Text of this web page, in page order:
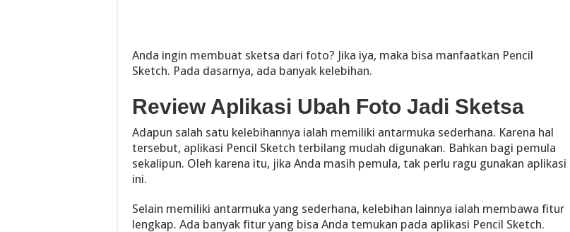
Anda ingin membuat sketsa dari foto? Jika iya, maka bisa manfaatkan Pencil
Sketch. Pada dasarnya, ada banyak kelebihan.
Review Aplikasi Ubah Foto Jadi Sketsa
Adapun salah satu kelebihannya ialah memiliki antarmuka sederhana. Karena hal
tersebut, aplikasi Pencil Sketch terbilang mudah digunakan. Bahkan bagi pemula
sekalipun. Oleh karena itu, jika Anda masih pemula, tak perlu ragu gunakan aplikasi
ini.
Selain memiliki antarmuka yang sederhana, kelebihan lainnya ialah membawa fitur
lengkap. Ada banyak fitur yang bisa Anda temukan pada aplikasi Pencil Sketch.